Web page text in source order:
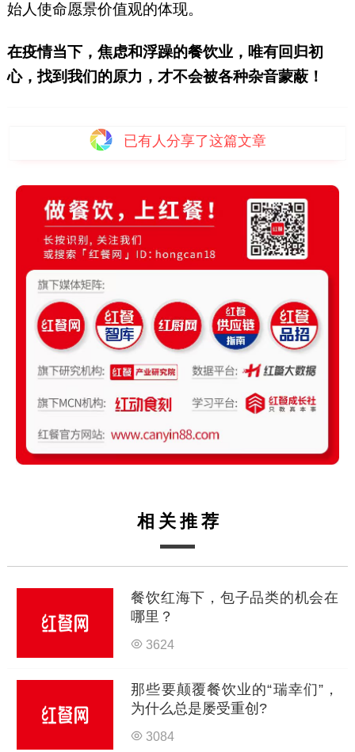
始人使命愿景价值观的体现。
在疫情当下，焦虑和浮躁的餐饮业，唯有回归初
心，找到我们的原力，才不会被各种杂音蒙蔽！
已有 人分享了这篇文章
相关推荐
餐饮红海下，包子品类的机会在
哪里？
3624
那些要颠覆餐饮业的“瑞幸们”，
为什么总是屡受重创?
3084